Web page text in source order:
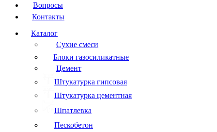
Вопросы
Контакты
Каталог
Сухие смеси
Блоки газосиликатные
Цемент
Штукатурка гипсовая
Штукатурка цементная
Шпатлевка
Пескобетон